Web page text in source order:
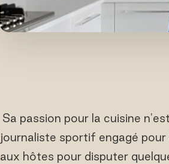
Sa passion pour la cuisine
journaliste sportif engagé
aux hôtes pour disputer